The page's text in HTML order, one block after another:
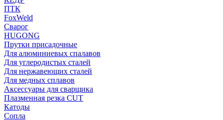
ПТК
FoxWeld
Сварог
HUGONG
Прутки присадочные
Для алюминиевых спалавов
Для углеродистых сталей
Для нержавеющих сталей
Для медных сплавов
Аксессуары для сварщика
Плазменная резка CUT
Катоды
Сопла